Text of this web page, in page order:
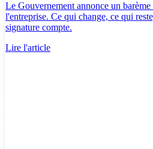
Le Gouvernement annonce un
l'entreprise. Ce qui change, ce qui
signature compte.
Lire l'article